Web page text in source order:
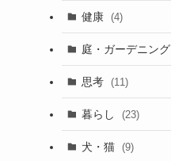
健康 (4)
庭・ガーデニング
思考 (11)
暮らし (23)
犬・猫 (9)